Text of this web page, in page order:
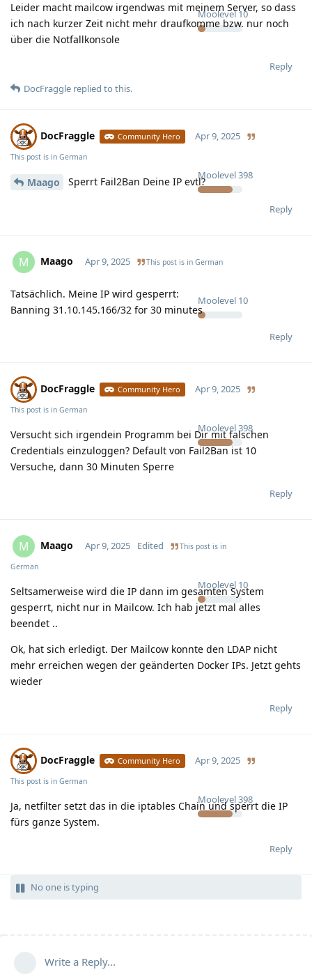
Moolevel 10
Leider macht mailcow irgendwas mit meinem Server, so dass
ich nach kurzer Zeit nicht mehr draufkomme bzw. nur noch
über die Notfallkonsole
Reply
DocFraggle replied to this.
DocFraggle Community Hero
Moolevel398
Apr 9, 2025
This post is in German
Maago Sperrt Fail2Ban Deine IP evtl?
Reply
M Maago
Moolevel 10
Apr 9, 2025 This post is in German
Tatsächlich. Meine IP wird gesperrt:
Banning 31.10.145.166/32 for 30 minutes
Reply
DocFraggle Community Hero
Moolevel398
Apr 9, 2025
This post is in German
Versucht sich irgendein Programm bei Dir mit falschen
Credentials einzuloggen? Default von Fail2Ban ist 10
Versuche, dann 30 Minuten Sperre
Reply
M Maago
Moolevel 10
Apr 9, 2025 Edited This post is in
German
Seltsamerweise wird die IP dann im gesamten System
gesperrt, nicht nur in Mailcow. Ich hab jetzt mal alles
beendet ..
Ok, hat sich erledigt. Der Mailcow konnte den LDAP nicht
mehr erreichen wegen der geänderten Docker IPs. Jetzt gehts
wieder
Reply
DocFraggle Community Hero
Moolevel398
Apr 9, 2025
This post is in German
Ja, netfilter setzt das in die iptables Chain und sperrt die IP
fürs ganze System.
Reply
No one is typing
Write a Reply...